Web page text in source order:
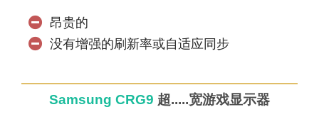
昂贵的
没有增强的刷新率或自适应同步
Samsung CRG9 超.....宽游戏显示器